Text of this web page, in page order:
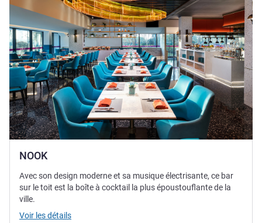
NOOK
Avec son design moderne et sa musique électrisante, ce bar
sur le toit est la boîte à cocktail la plus époustouflante de la
ville.
Voir les détails